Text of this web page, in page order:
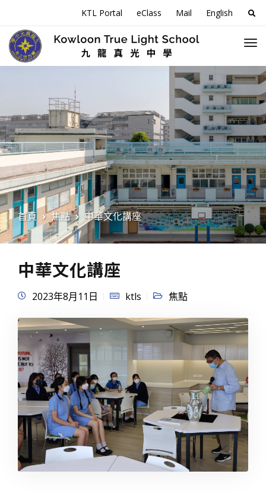
KTL Portal eClass Mail English
搜
尋
關
於
首頁 焦點 中華文化講座
中華文化講座
2023年8月11日 ktls 焦點